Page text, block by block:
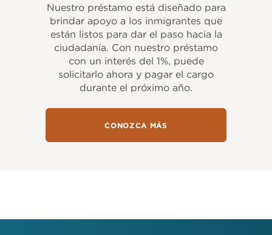
Nuestro préstamo está diseñado para
brindar apoyo a los inmigrantes que
están listos para dar el paso hacia la
ciudadanía. Con nuestro préstamo
con un interés del 1%, puede
solicitarlo ahora y pagar el cargo
durante el próximo año.
CONOZCA MÁS